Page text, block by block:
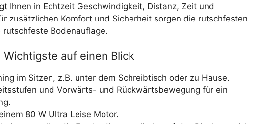
Ihnen in Echtzeit Geschwindigkeit, Distanz, Zeit und
zusätzlichen Komfort und Sicherheit sorgen die rutschfesten
Bodenauflage.
Wichtigste auf einen Blick
im Sitzen, z.B. unter dem Schreibtisch oder zu Hause.
und Vorwärts- und Rückwärtsbewegung für ein
80 W Ultra Leise Motor.